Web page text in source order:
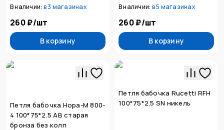
В наличии: в3 магазинах
260 ₽/шт
В корзину
В наличии: в5 магазинах
260 ₽/шт
В корзину
Петля бабочка Нора-М 800-
4 100*75*2.5 АВ старая
бронза без колп
Петля бабочка Rucetti RFH
100*75*2.5 SN никель